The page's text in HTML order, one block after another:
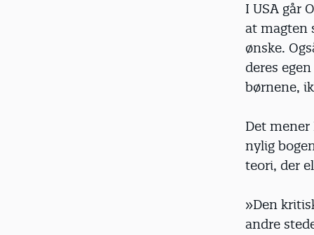
I USA går
at magten
ønske.
deres
børnene,
Det mener
nylig
teori, der
»Den
andre